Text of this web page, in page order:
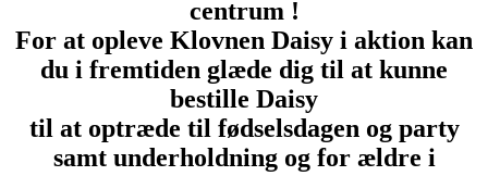
centrum !
For at opleve Klovnen Daisy i aktion kan
du i fremtiden glæde dig til at kunne
bestille Daisy
til at optræde til fødselsdagen og party
samt underholdning og for ældre i